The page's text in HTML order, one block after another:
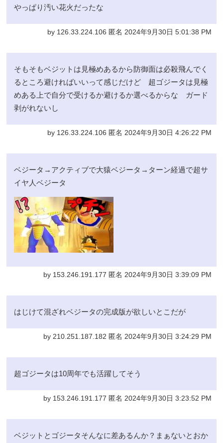
やっぱり汚い花火だったな
by 126.33.224.106 匿名 2024年9月30日 5:01:38 PM
そもそもベジットは見極めあるから防御面は必殺飛んでく
るところ避ければいいって感じだけど 超ゴジータは見極
めある上で自分で受けるか避けるか選べるからな ガード
剥がれないし
by 126.33.224.106 匿名 2024年9月30日 4:26:22 PM
ベジータ→アクティブで大猿ベジータ→ターン経過で超サ
イヤ人ベジータ
by 153.246.191.177 匿名 2024年9月30日 3:39:09 PM
はじけて混ざれベジータの完成版が欲しいとこだが
by 210.251.187.182 匿名 2024年9月30日 3:24:29 PM
超ゴジータは10周年でも活躍してそう
by 153.246.191.177 匿名 2024年9月30日 3:23:52 PM
ベジットとゴジータそんなに差あるんか？まぁないとおか